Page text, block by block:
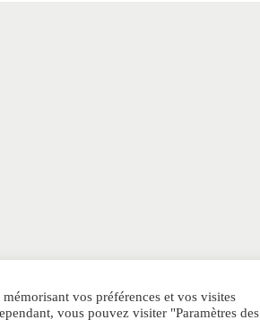
Notre avis Parfum Generique Sitemap
vos préférences et vos visites
vous pouvez visiter "Paramètres des